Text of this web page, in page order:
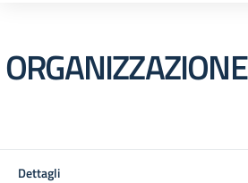
ORGANIZZAZIONE
Dettagli